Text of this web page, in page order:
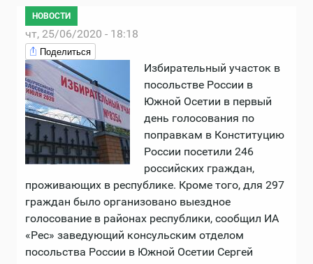
НОВОСТИ
чт, 25/06/2020 - 18:18
Поделиться
Избирательный участок в
посольстве России в
Южной Осетии в первый
день голосования по
поправкам в Конституцию
России посетили 246
российских граждан,
проживающих в республике. Кроме того, для 297
граждан было организовано выездное
голосование в районах республики, сообщил ИА
«Рес» заведующий консульским отделом
посольства России в Южной Осетии Сергей